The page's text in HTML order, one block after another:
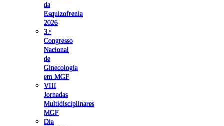
da
Esquizofrenia
2026
3.ᵒ
Congresso
Nacional
de
Ginecologia
em MGF
VIII
Jornadas
Multidisciplinares
MGF
Dia